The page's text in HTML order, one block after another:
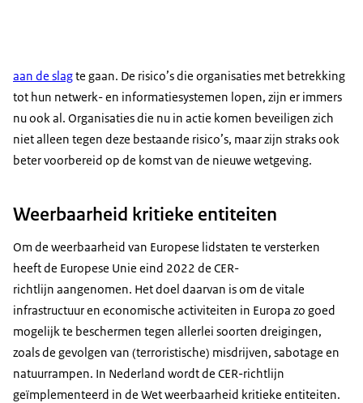
aan de slagte gaan. De risico’s die organisaties met betrekking
tot hun netwerk- en informatiesystemen lopen, zijn er immers
nu ook al. Organisaties die nu in actie komen beveiligen zich
niet alleen tegen deze bestaande risico’s, maar zijn straks ook
beter voorbereid op de komst van de nieuwe wetgeving.
Weerbaarheid kritieke entiteiten
Om de weerbaarheid van Europese lidstaten te versterken
heeft de Europese Unie eind 2022 de CER-
richtlijn aangenomen. Het doel daarvan is om de vitale
infrastructuur en economische activiteiten in Europa zo goed
mogelijk te beschermen tegen allerlei soorten dreigingen,
zoals de gevolgen van (terroristische) misdrijven, sabotage en
natuurrampen. In Nederland wordt de CER-richtlijn
geïmplementeerd in de Wet weerbaarheid kritieke entiteiten.